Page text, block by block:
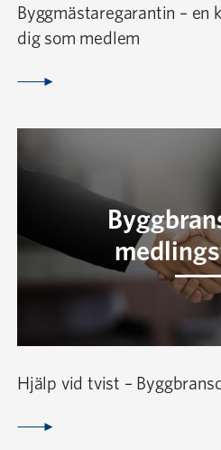
Byggmästaregarantin – en
dig som medlem
Hjälp vid tvist –